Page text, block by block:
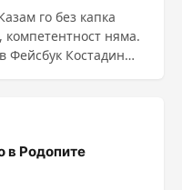
го без капка
Фейсбук Костадин
в Родопите